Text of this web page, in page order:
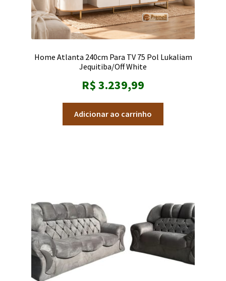
Home Atlanta 240cm Para TV 75 Pol Lukaliam
Jequitiba/Off White
R$3.239,99
Adicionar ao carrinho